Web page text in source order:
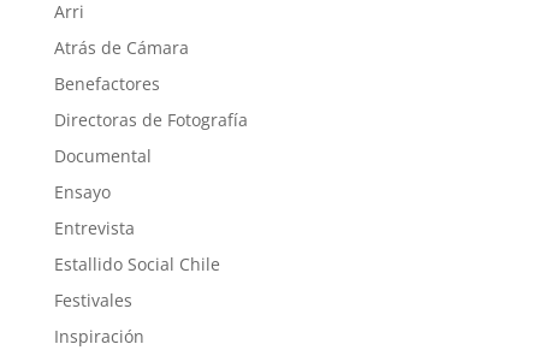
Arri
Atrás de Cámara
Benefactores
Directoras de Fotografía
Documental
Ensayo
Entrevista
Estallido Social Chile
Festivales
Inspiración